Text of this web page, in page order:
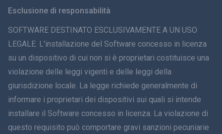
ภาษาไทย
Dansk
हिंदी
Esclusione di responsabilità
SOFTWARE DESTINATO ESCLUSIVAMENTE A UN USO
LEGALE. L'installazione del Software concesso in licenza
su un dispositivo di cui non si è proprietari costituisce una
violazione delle leggi vigenti e delle leggi della
giurisdizione locale. La legge richiede generalmente di
informare i proprietari dei dispositivi sui quali si intende
installare il Software concesso in licenza. La violazione di
questo requisito può comportare gravi sanzioni pecuniarie